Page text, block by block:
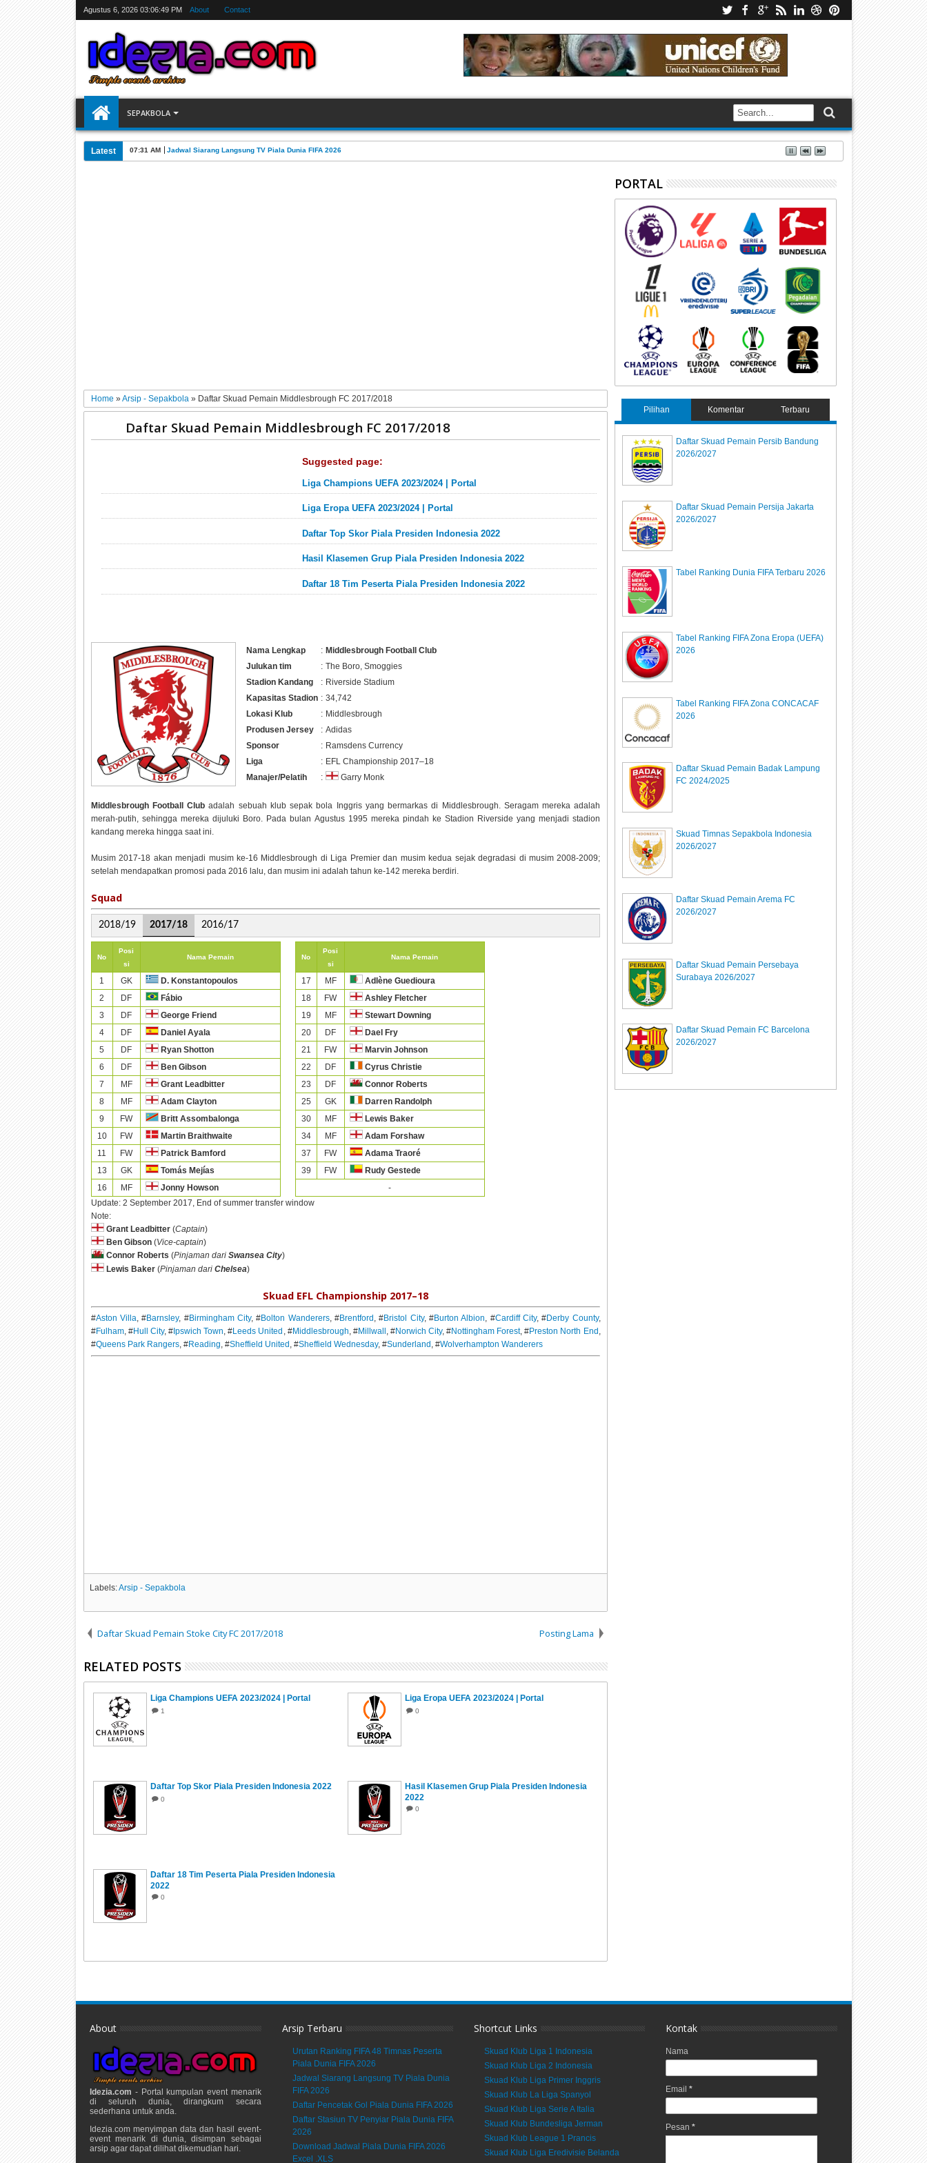
Agustus 6, 2026 03:06:49 PM About Contact
SEPAKBOLA
Latest 07:31 AM Jadwal Siarang Langsung TV Piala Dunia FIFA 2026
Home »Arsip - Sepakbola » Daftar Skuad Pemain Middlesbrough FC 2017/2018
Daftar Skuad Pemain Middlesbrough FC 2017/2018
Suggested page:
Liga Champions UEFA 2023/2024 | Portal
Liga Eropa UEFA 2023/2024 | Portal
Daftar Top Skor Piala Presiden Indonesia 2022
Hasil Klasemen Grup Piala Presiden Indonesia 2022
Daftar 18 Tim Peserta Piala Presiden Indonesia 2022
Nama Lengkap : Middlesbrough Football Club
Julukan tim
: The Boro, Smoggies
Stadion Kandang
: Riverside Stadium
Kapasitas Stadion : 34,742
Lokasi Klub
: Middlesbrough
Produsen Jersey
: Adidas
Sponsor
: Ramsdens Currency
Liga
: EFL Championship 2017–18
Manajer/Pelatih
: Garry Monk
Middlesbrough Football Club adalah sebuah klub sepak bola Inggris yang bermarkas di Middlesbrough. Seragam mereka adalah
merah-putih, sehingga mereka dijuluki Boro. Pada bulan Agustus 1995 mereka pindah ke Stadion Riverside yang menjadi stadion
kandang mereka hingga saat ini.
Musim 2017-18 akan menjadi musim ke-16 Middlesbrough di Liga Premier dan musim kedua sejak degradasi di musim 2008-2009;
setelah mendapatkan promosi pada 2016 lalu, dan musim ini adalah tahun ke-142 mereka berdiri.
Squad
2018/19 2017/18 2016/17
No
Posi
si
Nama Pemain
1 GK
D. Konstantopoulos
2
DF
Fábio
3
DF
George Friend
4
DF
Daniel Ayala
5
DF
Ryan Shotton
6
DF
Ben Gibson
7
MF
Grant Leadbitter
8
MF
Adam Clayton
9
FW
Britt Assombalonga
10
FW
Martin Braithwaite
11
FW
Patrick Bamford
13
GK
Tomás Mejías
16
MF Jonny Howson
No
Posi
si
Nama Pemain
17 MF
Adlène Guedioura
18
FW
Ashley Fletcher
19
MF
Stewart Downing
20
DF
Dael Fry
21
FW
Marvin Johnson
22
DF
Cyrus Christie
23
DF
Connor Roberts
25
GK
Darren Randolph
30
MF
Lewis Baker
34
MF
Adam Forshaw
37
FW
Adama Traoré
39
FW
Rudy Gestede
-
Update: 2 September 2017, End of summer transfer window
Note:
Grant Leadbitter(Captain)
Ben Gibson(Vice-captain)
Connor Roberts (Pinjaman dari Swansea City)
Lewis Baker(Pinjaman dari Chelsea)
Skuad EFL Championship 2017–18
#Aston Villa, #Barnsley, #Birmingham City, #Bolton Wanderers, #Brentford , #Bristol City, #Burton Albion, #Cardiff City, #Derby County,
#Fulham, #Hull City, # Ipswich Town, #Leeds United , #Middlesbrough, #Millwall , #Norwich City, #Nottingham Forest, #Preston North End ,
#Queens Park Rangers, #Reading, #Sheffield United , #Sheffield Wednesday, #Sunderland , #Wolverhampton Wanderers
Labels:Arsip - Sepakbola
Daftar Skuad Pemain Stoke City FC 2017/2018 Posting Lama
RELATED POSTS
Liga Champions UEFA 2023/2024 | Portal
1
Liga Eropa UEFA 2023/2024 | Portal
0
Daftar Top Skor Piala Presiden Indonesia 2022
0
Hasil Klasemen Grup Piala Presiden Indonesia
2022
0
Daftar 18 Tim Peserta Piala Presiden Indonesia
2022
0
PORTAL
Pilihan Komentar Terbaru
Daftar Skuad Pemain Persib Bandung
2026/2027
Daftar Skuad Pemain Persija Jakarta
2026/2027
Tabel Ranking Dunia FIFA Terbaru 2026
Tabel Ranking FIFA Zona Eropa (UEFA)
2026
Tabel Ranking FIFA Zona CONCACAF
2026
Daftar Skuad Pemain Badak Lampung
FC 2024/2025
Skuad Timnas Sepakbola Indonesia
2026/2027
Daftar Skuad Pemain Arema FC
2026/2027
Daftar Skuad Pemain Persebaya
Surabaya 2026/2027
Daftar Skuad Pemain FC Barcelona
2026/2027
About
Idezia.com - Portal kumpulan event menarik
di seluruh dunia, dirangkum secara
sederhana untuk anda.
Idezia.com menyimpan data dan hasil event-
event menarik di dunia, disimpan sebagai
arsip agar dapat dilihat dikemudian hari.
Arsip Terbaru
Urutan Ranking FIFA 48 Timnas Peserta
Piala Dunia FIFA 2026
Jadwal Siarang Langsung TV Piala Dunia
FIFA 2026
Daftar Pencetak Gol Piala Dunia FIFA 2026
Daftar Stasiun TV Penyiar Piala Dunia FIFA
2026
Download Jadwal Piala Dunia FIFA 2026
Excel .XLS
Shortcut Links
Skuad Klub Liga 1 Indonesia
Skuad Klub Liga 2 Indonesia
Skuad Klub Liga Primer Inggris
Skuad Klub La Liga Spanyol
Skuad Klub Liga Serie A Italia
Skuad Klub Bundesliga Jerman
Skuad Klub League 1 Prancis
Skuad Klub Liga Eredivisie Belanda
Kontak
Nama
Email*
Pesan*